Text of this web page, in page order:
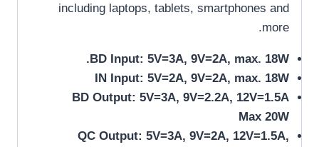
including laptops, tablets, smartphones and
more.
BD Input: 5V=3A, 9V=2A, max. 18W.
IN Input: 5V=2A, 9V=2A, max. 18W
BD Output: 5V=3A, 9V=2.2A, 12V=1.5A
Max 20W
QC Output: 5V=3A, 9V=2A, 12V=1.5A,